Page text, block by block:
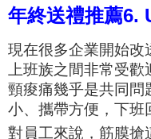
年終送禮推薦6.
現在很多企業開始改
上班族之間非常受歡
頸痠痛幾乎是共同問
小、攜帶方便，下班
對員工來說，筋膜搶